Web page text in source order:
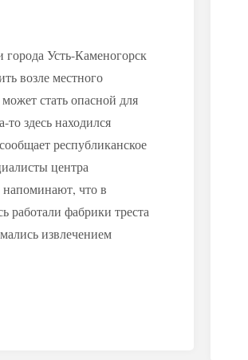
Усть-Каменогорск
возле местного
стать опасной для
то здесь находился
республиканское
центра
напоминают, что в
работали фабрики треста
извлечением